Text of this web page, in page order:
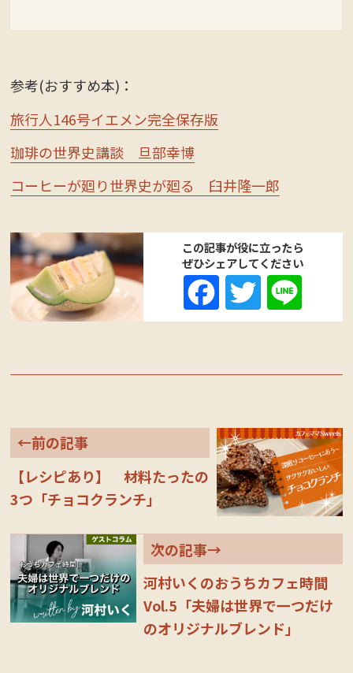
参考(おすすめ本)：
旅行人146号イエメン完全保存版
珈琲の世界史講談 旦部幸博
コーヒーが廻り世界史が廻る 臼井隆一郎
この記事が役に立ったら
ぜひシェアしてください
Fa
ce
T
wi ne
←前の記事
【レシピあり】 材料たったの
3つ「チョコクランチ」
次の記事→
河村いくのおうちカフェ時間
Vol.5「夫婦は世界で一つだけ
のオリジナルブレンド」